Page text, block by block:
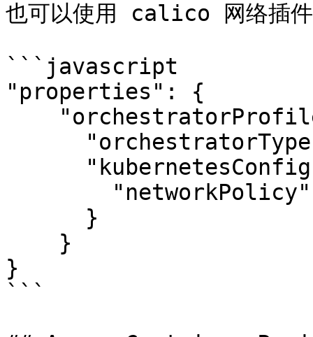
也可以使用 calico 网络插件
```javascript
"properties": {
}
```